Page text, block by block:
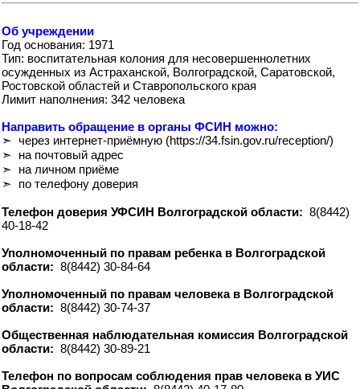
Об учреждении
Год основания: 1971
Тип: воспитательная колония для несовершеннолетних
осужденных из Астраханской, Волгоградской, Саратовской,
Ростовской областей и Ставропольского края
Лимит наполнения: 342 человека
Направить обращение в органы ФСИН можно:
➣ через интернет-приёмную (https://34.fsin.gov.ru/reception/)
➣ на почтовый адрес
➣ на личном приёме
➣ по телефону доверия
Телефон доверия УФСИН Волгоградской области: 8(8442)
40-18-42
Уполномоченный по правам ребенка в Волгоградской
области: 8(8442) 30-84-64
Уполномоченный по правам человека в Волгоградской
области: 8(8442) 30-74-37
Общественная наблюдательная комиссия Волгоградской
области: 8(8442) 30-89-21
Телефон по вопросам соблюдения прав человека в УИС